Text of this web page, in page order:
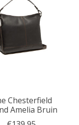
Chesterfield
Amelia Bruin